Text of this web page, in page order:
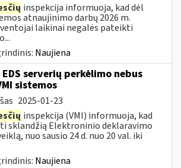
inspekcija informuoja, kad dėl
atnaujinimo darbų 2026 m.
laikinai negalės pateikti
Naujiena
serverių perkėlimo nebus
sistemos
2025-01-23
inspekcija (VMI) informuoja, kad
sklandžią Elektroninio deklaravimo
nuo sausio 24 d. nuo 20 val. iki
Naujiena